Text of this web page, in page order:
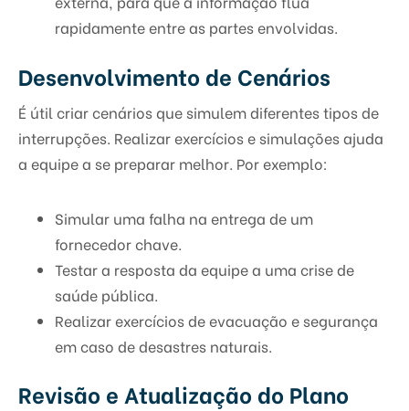
rapidamente entre as partes envolvidas.
Desenvolvimento de Cenários
É útil criar cenários que simulem diferentes tipos de
interrupções. Realizar exercícios e simulações ajuda
a equipe a se preparar melhor. Por exemplo:
Simular uma falha na entrega de um
fornecedor chave.
Testar a resposta da equipe a uma crise de
saúde pública.
Realizar exercícios de evacuação e segurança
em caso de desastres naturais.
Revisão e Atualização do Plano